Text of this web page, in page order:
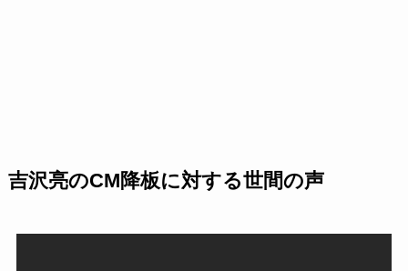
吉沢亮のCM降板に対する世間の声